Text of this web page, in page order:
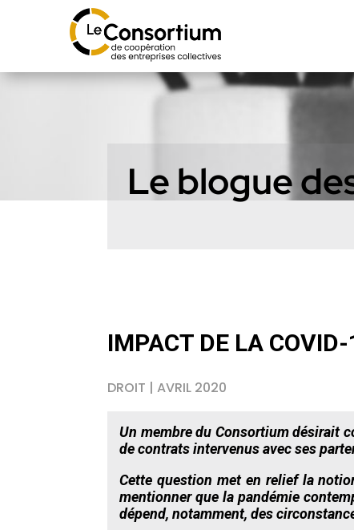
Le blogue
IMPACT DE LA
DROIT | AVRIL 2020
Un membre du Consortium désirait
de contrats intervenus avec ses
Cette question met en relief la
mentionner que la pandémie
dépend, notamment, des